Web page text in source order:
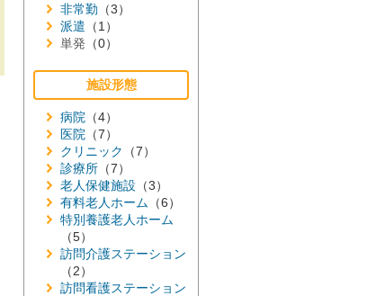
非常勤 （3）
派遣 （1）
単発 （0）
施設形態
病院 （4）
医院 （7）
クリニック
（7）
診療所 （7）
老人保健施設 （3）
有料老人ホーム （6）
特別養護老人ホーム
（5）
訪問介護ステーション
（2）
訪問看護ステーション